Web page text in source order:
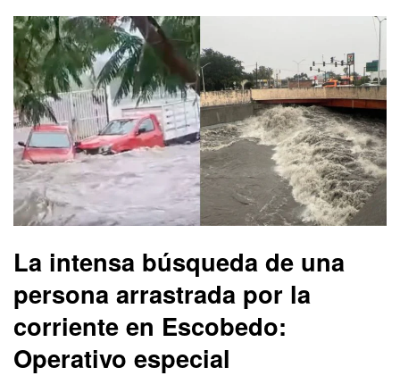
La intensa búsqueda de una
persona arrastrada por la
corriente en Escobedo:
Operativo especial